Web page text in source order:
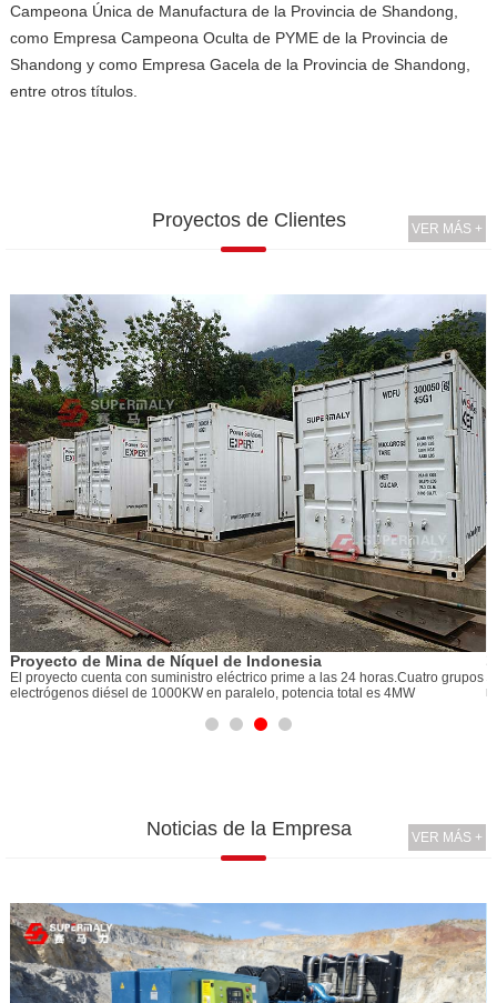
Campeona Única de Manufactura de la Provincia de Shandong,
como Empresa Campeona Oculta de PYME de la Provincia de
Shandong y como Empresa Gacela de la Provincia de Shandong,
entre otros títulos.
Proyectos de Clientes VER MÁS +
Proyecto de Mina de Níquel de Indonesia
El proyecto cuenta con suministro eléctrico prime a las 24 horas.Cuatro grupos
electrógenos diésel de 1000KW en paralelo, potencia total es 4MW
Noticias de la Empresa VER MÁS +